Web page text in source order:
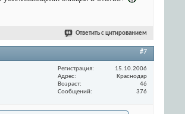
Ответить с цитированием
#7
Регистрация
15.10.2006
Адрес
Краснодар
Возраст
46
Сообщений
376